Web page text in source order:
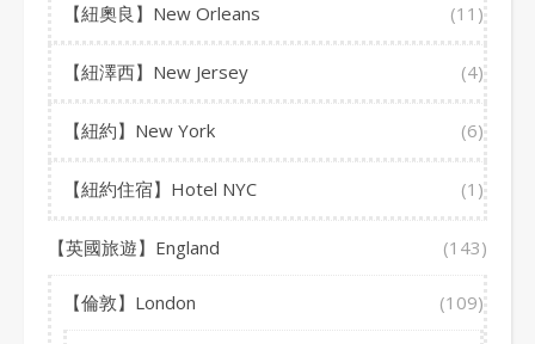
【紐奧良】New Orleans (11)
【紐澤西】New Jersey (4)
【紐約】New York (6)
【紐約住宿】Hotel NYC (1)
【英國旅遊】England (143)
【倫敦】London (109)